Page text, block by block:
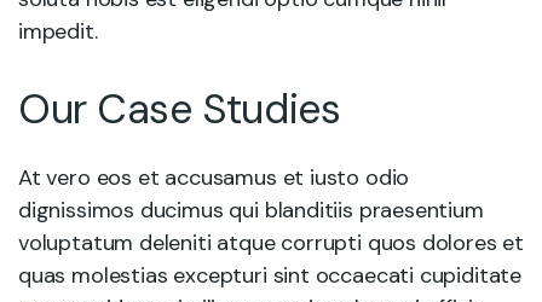
impedit.
Our Case Studies
At vero eos et accusamus et iusto odio
dignissimos ducimus qui blanditiis praesentium
voluptatum deleniti atque corrupti quos dolores et
quas molestias excepturi sint occaecati cupiditate